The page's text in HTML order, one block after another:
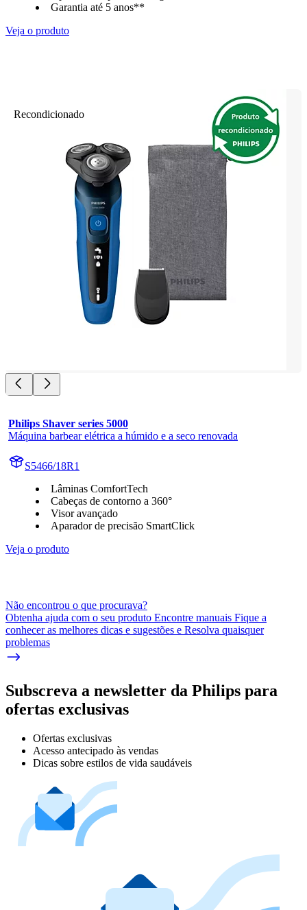
Garantia até 5 anos**
Veja o produto
Recondicionado
Philips Shaver series 5000
Máquina barbear elétrica a húmido e a seco renovada
S5466/18R1
Lâminas ComfortTech
Cabeças de contorno a 360°
Visor avançado
Aparador de precisão SmartClick
Veja o produto
Não encontrou o que procurava?
Obtenha ajuda com o seu produto Encontre manuais Fique a
conhecer as melhores dicas e sugestões e Resolva quaisquer
problemas
Subscreva a newsletter da Philips para
ofertas exclusivas
Ofertas exclusivas
Acesso antecipado às vendas
Dicas sobre estilos de vida saudáveis